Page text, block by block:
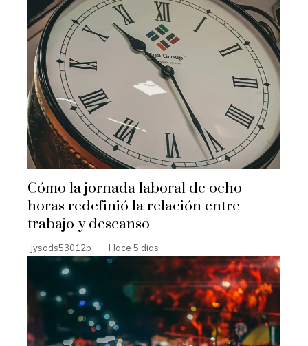
Cómo la jornada laboral de ocho
horas redefinió la relación entre
trabajo y descanso
jysods53012b Hace 5 días